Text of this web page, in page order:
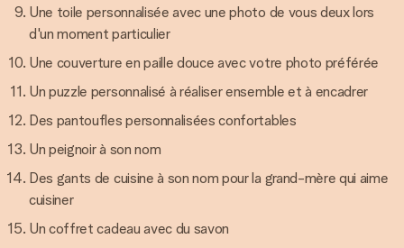
Une toile personnalisée avec une photo de vous deux lors
d'un moment particulier
Une couverture en paille douce avec votre photo préférée
Un puzzle personnalisé à réaliser ensemble et à encadrer
Des pantoufles personnalisées confortables
Un peignoir à son nom
Des gants de cuisine à son nom pour la grand-mère qui aime
cuisiner
Un coffret cadeau avec du savon